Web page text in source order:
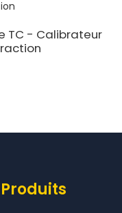
TC - Calibrateur
Produits